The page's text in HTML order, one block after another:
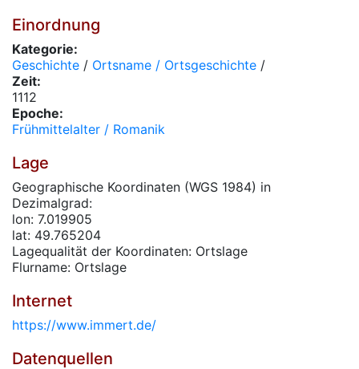
Einordnung
Kategorie:
Geschichte / Ortsname / Ortsgeschichte /
Zeit:
1112
Epoche:
Frühmittelalter / Romanik
Lage
Geographische Koordinaten (WGS 1984) in
Dezimalgrad:
lon: 7.019905
lat: 49.765204
Lagequalität der Koordinaten: Ortslage
Flurname: Ortslage
Internet
https://www.immert.de/
Datenquellen